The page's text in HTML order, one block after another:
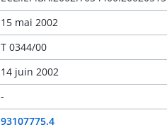
15 mai 2002
T 0344/00
14 juin 2002
-
93107775.4